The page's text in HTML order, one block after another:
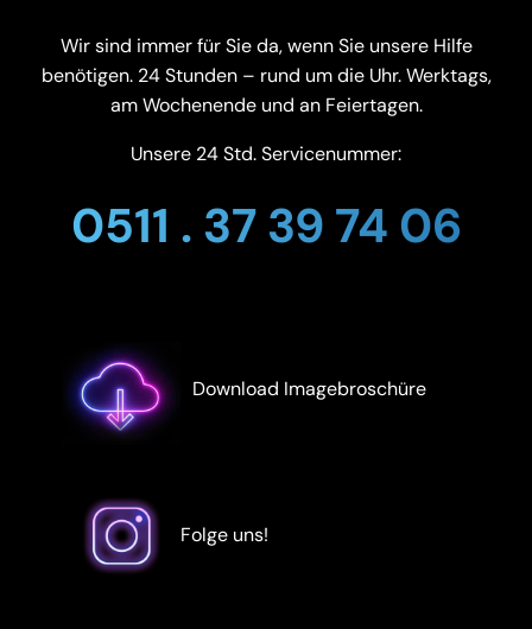
Wir sind immer für Sie da, wenn Sie unsere Hilfe
benötigen. 24 Stunden – rund um die Uhr. Werktags,
am Wochenende und an Feiertagen.
Unsere 24 Std. Servicenummer:
0511 . 37 39 74 06
Download Imagebroschüre
Folge uns!